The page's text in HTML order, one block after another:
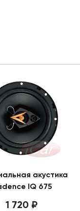
акустика
IQ 675
1 720 ₽